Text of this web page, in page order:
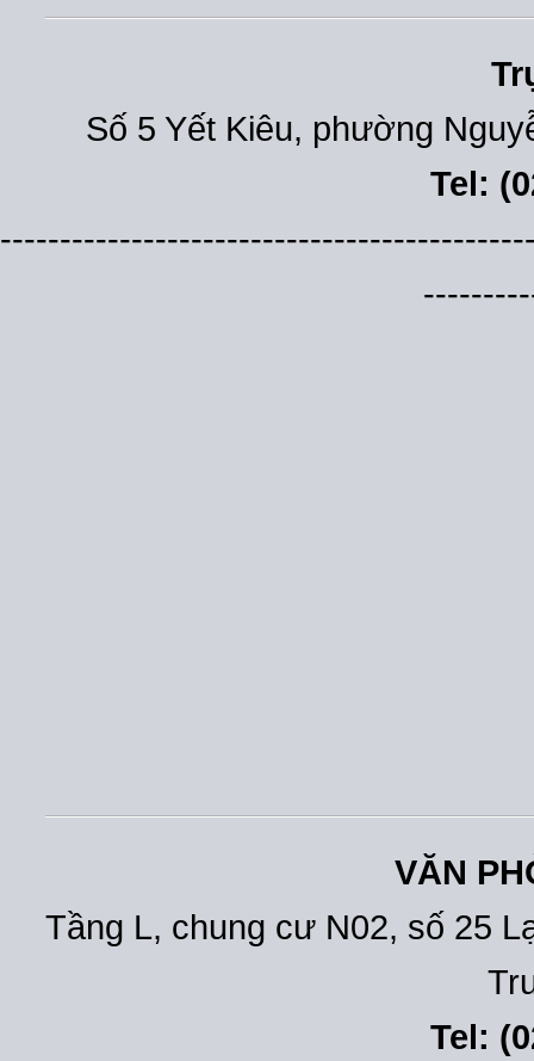
Số 5 Yết Kiêu, phường
Tel:
VĂN
Tầng L, chung cư N02, số 25
Tel: